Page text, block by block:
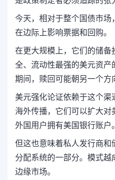
今天，相对于整个国债市
在边际上影响票据和回购。
在更大规模上，它们的储备
全、流动性最强的美元资产
期间，赎回可能朝另一个方
美元强化论证依赖于这个
海外传播，它们可以扩大
外国用户拥有美国银行账户。
但这也意味着私人发行商和
分配系统的一部分。模式
边缘市场。